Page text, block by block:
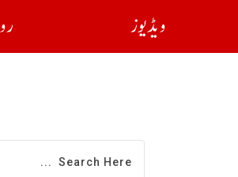
ویڈیوز